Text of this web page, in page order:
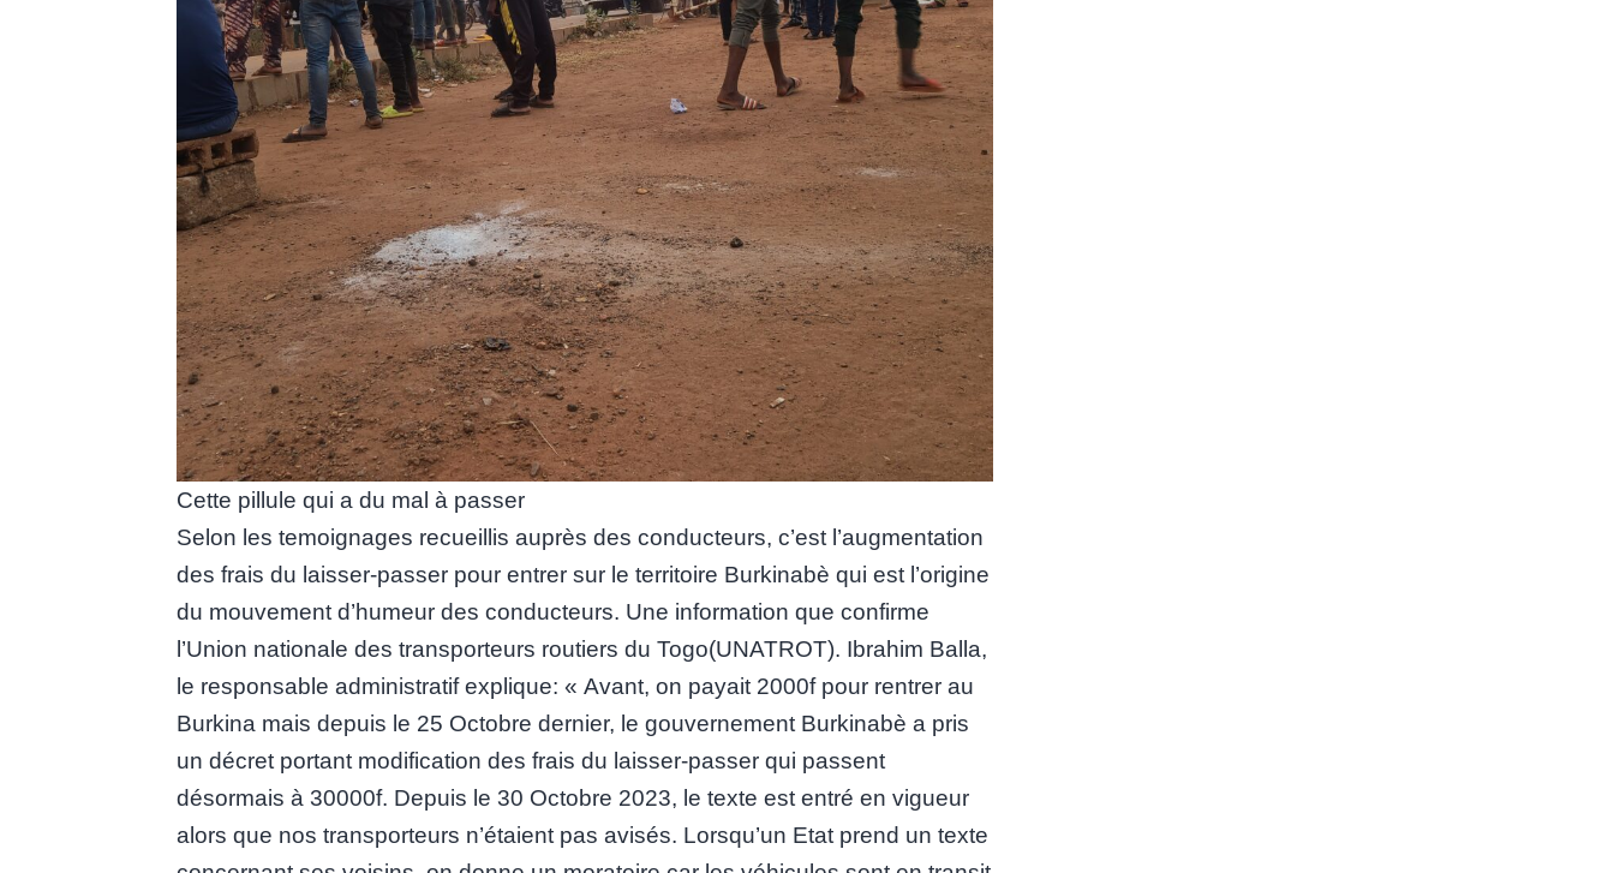
Cette pillule qui a du mal à passer
Selon les temoignages recueillis auprès des conducteurs, c’est l’augmentation
des frais du laisser-passer pour entrer sur le territoire Burkinabè qui est l’origine
du mouvement d’humeur des conducteurs. Une information que confirme
l’Union nationale des transporteurs routiers du Togo(UNATROT). Ibrahim Balla,
le responsable administratif explique: « Avant, on payait 2000f pour rentrer au
Burkina mais depuis le 25 Octobre dernier, le gouvernement Burkinabè a pris
un décret portant modification des frais du laisser-passer qui passent
désormais à 30000f. Depuis le 30 Octobre 2023, le texte est entré en vigueur
alors que nos transporteurs n’étaient pas avisés. Lorsqu’un Etat prend un texte